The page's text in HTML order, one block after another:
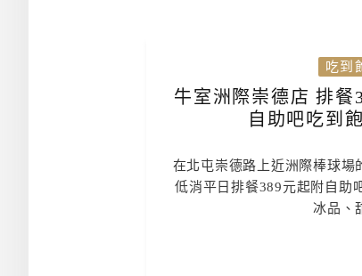
吃到
牛室洲際崇德店 排餐
自助吧吃到
在北屯崇德路上近洲際棒球場
低消平日排餐389元起附自助
冰品、